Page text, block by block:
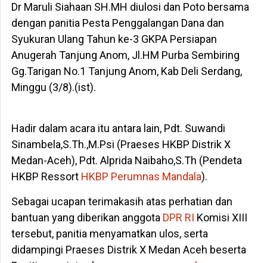
Dr Maruli Siahaan SH.MH diulosi dan Poto bersama
dengan panitia Pesta Penggalangan Dana dan
Syukuran Ulang Tahun ke-3 GKPA Persiapan
Anugerah Tanjung Anom, Jl.HM Purba Sembiring
Gg.Tarigan No.1 Tanjung Anom, Kab Deli Serdang,
Minggu (3/8).(ist).
Hadir dalam acara itu antara lain, Pdt. Suwandi
Sinambela,S.Th.,M.Psi (Praeses HKBP Distrik X
Medan-Aceh), Pdt. Alprida Naibaho,S.Th (Pendeta
HKBP Ressort HKBP Perumnas Mandala).
Sebagai ucapan terimakasih atas perhatian dan
bantuan yang diberikan anggota DPR RI Komisi XIII
tersebut, panitia menyamatkan ulos, serta
didampingi Praeses Distrik X Medan Aceh beserta